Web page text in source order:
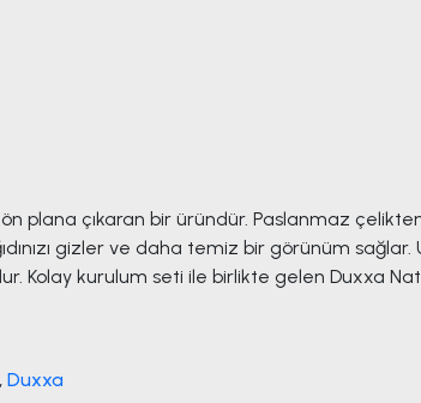
plana çıkaran bir üründür. Paslanmaz
gizler ve daha temiz bir görünüm
Kolay kurulum seti ile birlikte gelen Duxxa
, Duxxa